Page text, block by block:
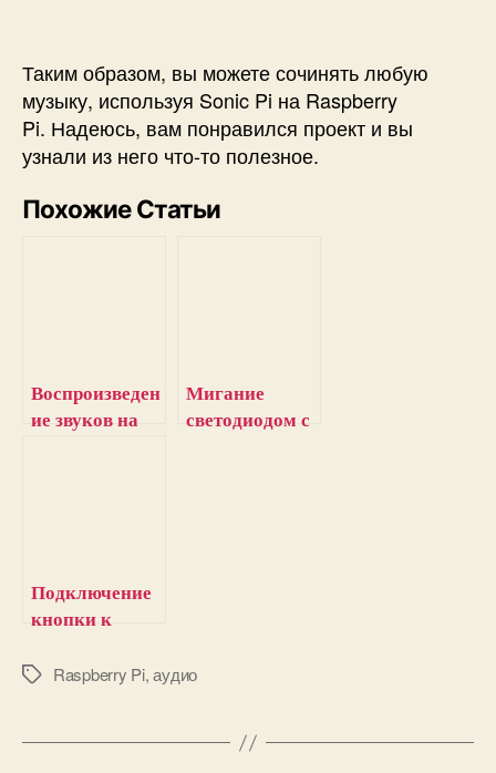
Таким образом, вы можете сочинять любую
музыку, используя Sonic Pi на Raspberry
Pi. Надеюсь, вам понравился проект и вы
узнали из него что-то полезное.
Похожие Статьи
Воспроизведен
ие звуков на
Мигание
светодиодом с
Подключение
кнопки к
помощью
М
к
Raspberry Pi,аудио